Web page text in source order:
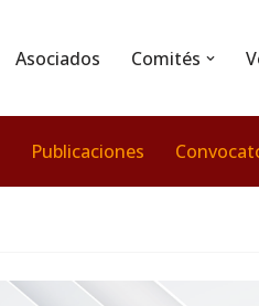
Asociados Comités
Publicaciones